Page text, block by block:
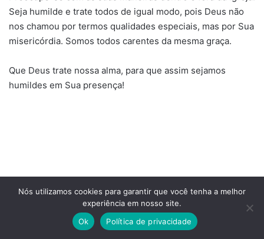
Seja humilde e trate todos de igual modo, pois Deus não
nos chamou por termos qualidades especiais, mas por Sua
misericórdia. Somos todos carentes da mesma graça.
Que Deus trate nossa alma, para que assim sejamos
humildes em Sua presença!
Site do Pastor
Nós utilizamos cookies para garantir que você tenha a melhor
experiência em nosso site.
Ok
Política de privacidade